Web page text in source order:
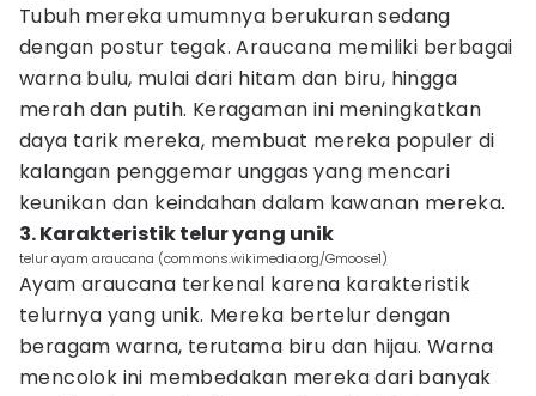
Tubuh mereka umumnya berukuran sedang
dengan postur tegak. Araucana memiliki berbagai
warna bulu, mulai dari hitam dan biru, hingga
merah dan putih. Keragaman ini meningkatkan
daya tarik mereka, membuat mereka populer di
kalangan penggemar unggas yang mencari
keunikan dan keindahan dalam kawanan mereka.
3. Karakteristik telur yang unik
telur ayam araucana (commons.wikimedia.org/Gmoose1)
Ayam araucana terkenal karena karakteristik
telurnya yang unik. Mereka bertelur dengan
beragam warna, terutama biru dan hijau. Warna
mencolok ini membedakan mereka dari banyak